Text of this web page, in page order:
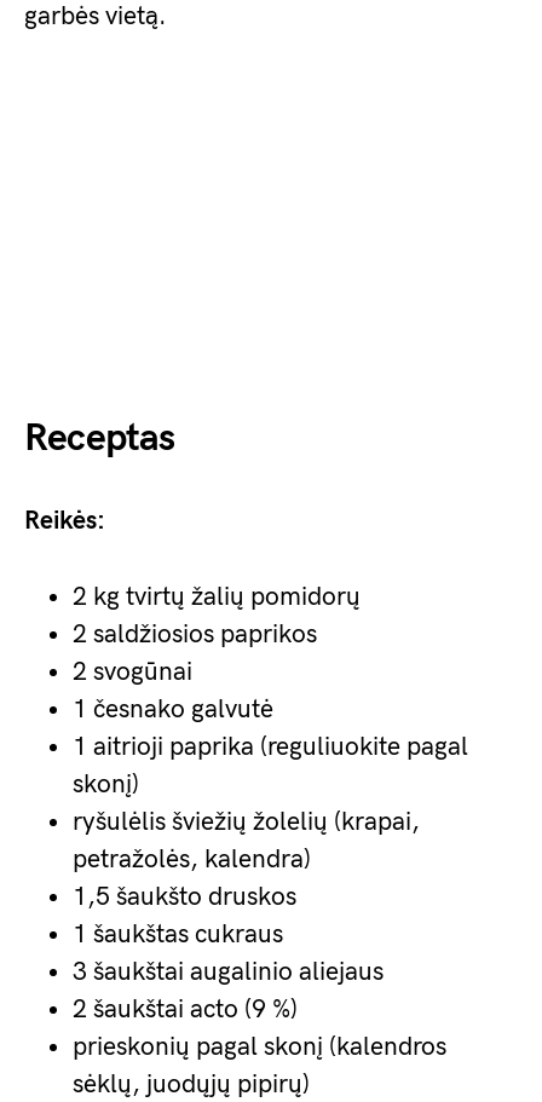
garbės vietą.
Receptas
Reikės:
2 kg tvirtų žalių pomidorų
2 saldžiosios paprikos
2 svogūnai
1 česnako galvutė
1 aitrioji paprika (reguliuokite pagal
skonį)
ryšulėlis šviežių žolelių (krapai,
petražolės, kalendra)
1,5 šaukšto druskos
1 šaukštas cukraus
3 šaukštai augalinio aliejaus
2 šaukštai acto (9 %)
prieskonių pagal skonį (kalendros
sėklų, juodųjų pipirų)